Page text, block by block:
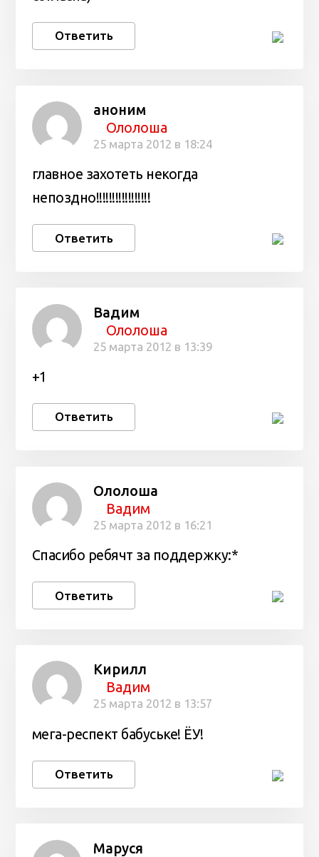
Ответить
аноним
Ололоша
25 марта 2012 в 18:24
главное захотеть некогда
непоздно!!!!!!!!!!!!!!!!!
Ответить
Вадим
Ололоша
25 марта 2012 в 13:39
+1
Ответить
Ололоша
Вадим
25 марта 2012 в 16:21
Спасибо ребячт за поддержку:*
Ответить
Кирилл
Вадим
25 марта 2012 в 13:57
мега-респект бабуське! ЁУ!
Ответить
Маруся